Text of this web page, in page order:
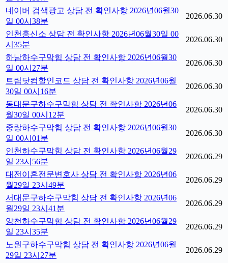
네이버 검색광고 상담 전 확인사항 2026년06월30
일 00시38분
2026.06.30
인천흥신소 상담 전 확인사항 2026년06월30일 00
시35분
2026.06.30
하남하수구막힘 상담 전 확인사항 2026년06월30
일 00시27분
2026.06.30
트립닷컴할인코드 상담 전 확인사항 2026년06월
30일 00시16분
2026.06.30
동대문구하수구막힘 상담 전 확인사항 2026년06
월30일 00시12분
2026.06.30
중랑하수구막힘 상담 전 확인사항 2026년06월30
일 00시01분
2026.06.30
인천하수구막힘 상담 전 확인사항 2026년06월29
일 23시56분
2026.06.29
대전이혼전문변호사 상담 전 확인사항 2026년06
월29일 23시49분
2026.06.29
서대문구하수구막힘 상담 전 확인사항 2026년06
월29일 23시41분
2026.06.29
양천하수구막힘 상담 전 확인사항 2026년06월29
일 23시35분
2026.06.29
노원구하수구막힘 상담 전 확인사항 2026년06월
29일 23시27분
2026.06.29